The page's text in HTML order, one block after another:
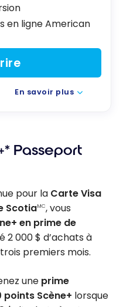
en ligne American
En savoir plus
Passeport
pour la Carte Visa
ScotiaMC, vous
en prime de
2 000 $ d’achats à
premiers mois.
une prime
points Scène+ lorsque